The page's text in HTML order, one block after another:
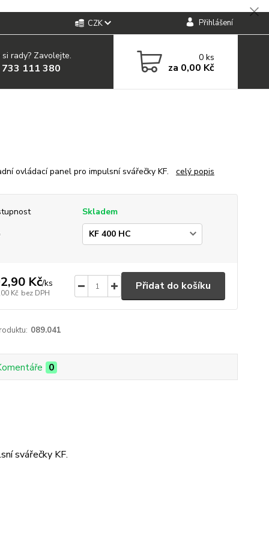
CZK Přihlášení
rady? Zavolejte.
111 380
0ks
za 0,00 Kč
ovládací panel pro impulsní svářečky KF. celý popis
Skladem
Kč/ks
Kč bez DPH
Přidat do košíku
089.041
0
svářečky KF.